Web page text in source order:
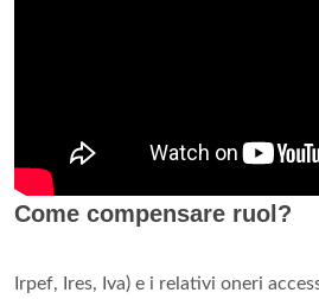
Come compensare ruol?
Irpef, Ires, Iva) e i relativi oneri